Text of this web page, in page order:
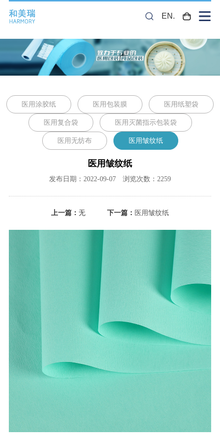
EN.
医用涂胶纸 医用包装膜 医用纸塑袋
医用复合袋 医用灭菌指示包装袋
医用无纺布 医用皱纹纸
医用皱纹纸
发布日期：2022-09-07 浏览次数：2259
上一篇： 无 下一篇： 医用皱纹纸